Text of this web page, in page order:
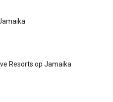
Resorts op Jamaika